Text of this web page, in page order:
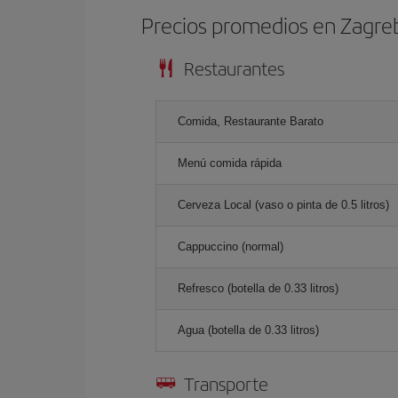
Precios promedios en
Restaurantes
Comida, Restaurante Barato
Menú comida rápida
Cerveza Local (vaso o pinta de 0.5 litros)
Cappuccino (normal)
Refresco (botella de 0.33 litros)
Agua (botella de 0.33 litros)
Transporte